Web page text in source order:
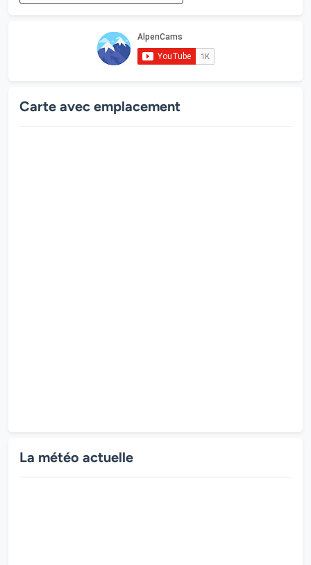
Carte avec emplacement
La météo actuelle